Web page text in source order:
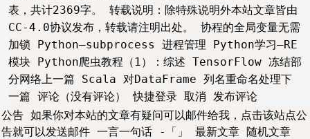
表，共计2369字。 转载说明：除特殊说明外本站文章皆由
CC-4.0协议发布，转载请注明出处。 协程的全局变量无需
加锁 Python—subprocess 进程管理 Python学习–RE
模块 Python爬虫教程（1）：综述 TensorFlow 冻结部
分网络上一篇 Scala 对DataFrame 列名重命名处理下
一篇 评论（没有评论） 快捷登录 取消 发布评论
公告 如果你对本站的文章有疑问可以邮件给我，点击该站点公
告就可以发送邮件 一言一句话 -「」 最新文章 随机文章